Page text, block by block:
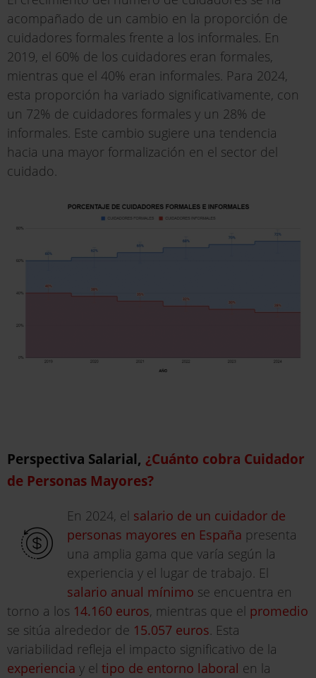
acompañado de un cambio en la proporción de
cuidadores formales frente a los informales. En
2019, el 60% de los cuidadores eran formales,
mientras que el 40% eran informales. Para 2024,
esta proporción ha variado significativamente, con
un 72% de cuidadores formales y un 28% de
informales. Este cambio sugiere una tendencia
hacia una mayor formalización en el sector del
cuidado.
Perspectiva Salarial, ¿Cuánto cobra Cuidador
de Personas Mayores?
En 2024, el salario de un cuidador de
personas mayores en España presenta
una amplia gama que varía según la
experiencia y el lugar de trabajo. El
salario anual mínimo se encuentra en
torno a los 14.160 euros, mientras que el promedio
se sitúa alrededor de 15.057 euros. Esta
variabilidad refleja el impacto significativo de la
experiencia y el tipo de entorno laboral en la